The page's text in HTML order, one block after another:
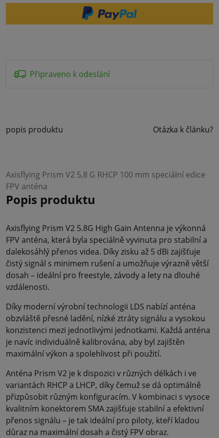
Připraveno k odeslání
popis produktu Otázka k článku?
Axisflying Prism V2 5,8 G RHCP 100 mm speciální edice
FPV anténa
Popis produktu
Axisflying Prism V2 5.8G High Gain Antenna je výkonná
FPV anténa, která byla speciálně vyvinuta pro stabilní a
dalekosáhlý přenos videa. Díky zisku až 5 dBi zajišťuje
čistý signál s minimem rušení a umožňuje výrazně větší
dosah – ideální pro freestyle, závody a lety na dlouhé
vzdálenosti.
Díky moderní výrobní technologii LDS nabízí anténa
obzvláště přesné ladění, nízké ztráty signálu a vysokou
konzistenci mezi jednotlivými jednotkami. Každá anténa
je navíc individuálně kalibrována, aby byl zajištěn
maximální výkon a spolehlivost při použití.
Anténa Prism V2 je k dispozici v různých délkách i ve
variantách RHCP a LHCP, díky čemuž se dá optimálně
přizpůsobit různým konfiguracím. V kombinaci s vysoce
kvalitním konektorem SMA zajišťuje stabilní a efektivní
přenos signálu – je tak ideální pro piloty, kteří kladou
důraz na maximální dosah a čistý FPV obraz.